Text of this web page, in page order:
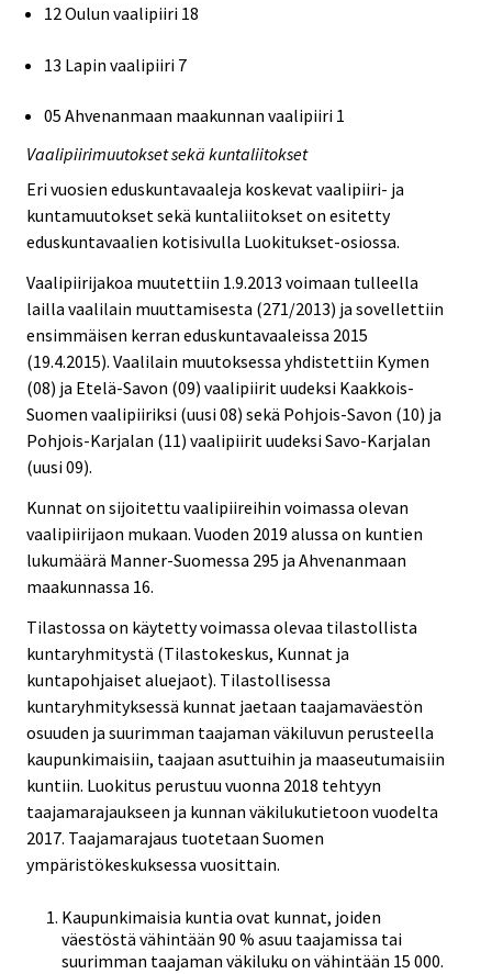
12 Oulun vaalipiiri 18
13 Lapin vaalipiiri 7
05 Ahvenanmaan maakunnan vaalipiiri 1
Vaalipiirimuutokset sekä kuntaliitokset
Eri vuosien eduskuntavaaleja koskevat vaalipiiri- ja
kuntamuutokset sekä kuntaliitokset on esitetty
eduskuntavaalien kotisivulla Luokitukset-osiossa.
Vaalipiirijakoa muutettiin 1.9.2013 voimaan tulleella
lailla vaalilain muuttamisesta (271/2013) ja sovellettiin
ensimmäisen kerran eduskuntavaaleissa 2015
(19.4.2015). Vaalilain muutoksessa yhdistettiin Kymen
(08) ja Etelä-Savon (09) vaalipiirit uudeksi Kaakkois-
Suomen vaalipiiriksi (uusi 08) sekä Pohjois-Savon (10) ja
Pohjois-Karjalan (11) vaalipiirit uudeksi Savo-Karjalan
(uusi 09).
Kunnat on sijoitettu vaalipiireihin voimassa olevan
vaalipiirijaon mukaan. Vuoden 2019 alussa on kuntien
lukumäärä Manner-Suomessa 295 ja Ahvenanmaan
maakunnassa 16.
Tilastossa on käytetty voimassa olevaa tilastollista
kuntaryhmitystä (Tilastokeskus, Kunnat ja
kuntapohjaiset aluejaot). Tilastollisessa
kuntaryhmityksessä kunnat jaetaan taajamaväestön
osuuden ja suurimman taajaman väkiluvun perusteella
kaupunkimaisiin, taajaan asuttuihin ja maaseutumaisiin
kuntiin. Luokitus perustuu vuonna 2018 tehtyyn
taajamarajaukseen ja kunnan väkilukutietoon vuodelta
2017. Taajamarajaus tuotetaan Suomen
ympäristökeskuksessa vuosittain.
Kaupunkimaisia kuntia ovat kunnat, joiden
väestöstä vähintään 90 % asuu taajamissa tai
suurimman taajaman väkiluku on vähintään 15 000.